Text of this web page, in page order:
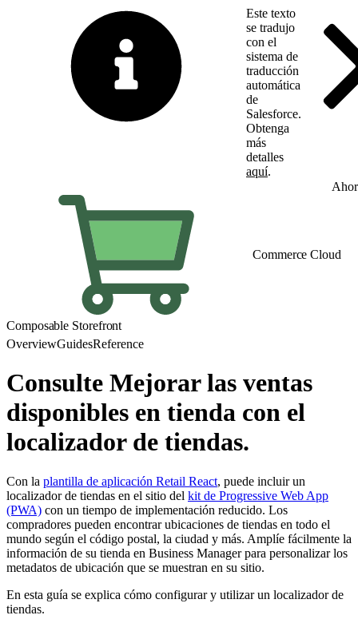
Este texto
se tradujo
con el
sistema de
traducción
automática
de
Salesforce.
Obtenga
más
detalles
aquí.
Commerce Cloud
Composable Storefront
OverviewGuidesReference
Consulte Mejorar las ventas
disponibles en tienda con el
localizador de tiendas.
Con la plantilla de aplicación Retail React, puede incluir un
localizador de tiendas en el sitio del kit de Progressive Web App
(PWA) con un tiempo de implementación reducido. Los
compradores pueden encontrar ubicaciones de tiendas en todo el
mundo según el código postal, la ciudad y más. Amplíe fácilmente la
información de su tienda en Business Manager para personalizar los
metadatos de ubicación que se muestran en su sitio.
En esta guía se explica cómo configurar y utilizar un localizador de
tiendas.